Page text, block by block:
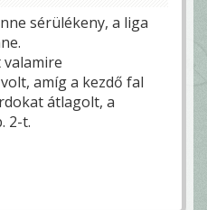
sérülékeny, a liga
amíg a kezdő fal
átlagolt, a
2-t.